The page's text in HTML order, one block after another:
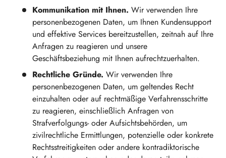
Kommunikation mit Ihnen. Wir verwenden Ihre
personenbezogenen Daten, um Ihnen Kundensupport
und effektive Services bereitzustellen, zeitnah auf Ihre
Anfragen zu reagieren und unsere
Geschäftsbeziehung mit Ihnen aufrechtzuerhalten.
Rechtliche Gründe. Wir verwenden Ihre
personenbezogenen Daten, um geltendes Recht
einzuhalten oder auf rechtmäßige Verfahrensschritte
zu reagieren, einschließlich Anfragen von
Strafverfolgungs- oder Aufsichtsbehörden, um
zivilrechtliche Ermittlungen, potenzielle oder konkrete
Rechtsstreitigkeiten oder andere kontradiktorische